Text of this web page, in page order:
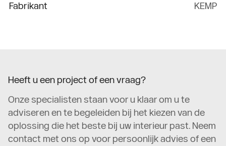
Fabrikant
KEMP
Heeft u een project of een vraag?
Onze specialisten staan voor u klaar om u te
adviseren en te begeleiden bij het kiezen van de
oplossing die het beste bij uw interieur past. Neem
contact met ons op voor persoonlijk advies of een